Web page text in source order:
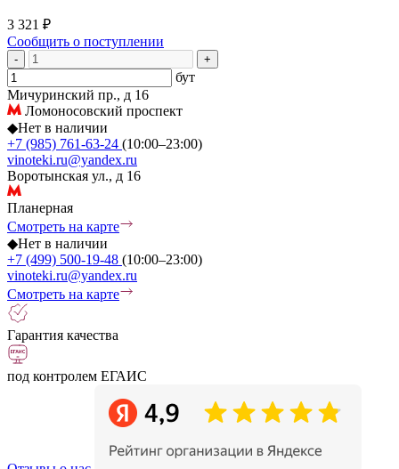
3 321 ₽
Сообщить о поступлении
- +
бут
Мичуринский пр., д 16
Ломоносовский проспект
◆Нет в наличии
+7 (985) 761-63-24 (10:00–23:00)
vinoteki.ru@yandex.ru
Воротынская ул., д 16
Планерная
Смотреть на карте
◆Нет в наличии
+7 (499) 500-19-48 (10:00–23:00)
vinoteki.ru@yandex.ru
Смотреть на карте
Гарантия качества
под контролем ЕГАИС